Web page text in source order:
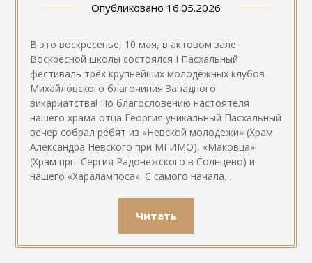
Опубликовано 16.05.2026
В это воскресенье, 10 мая, в актовом зале
Воскресной школы состоялся I Пасхальный
фестиваль трёх крупнейших молодёжных клубов
Михайловского благочиния Западного
викариатства! По благословению настоятеля
нашего храма отца Георгия уникальный Пасхальный
вечер собрал ребят из «Невской молодежи» (Храм
Александра Невского при МГИМО), «Маковца»
(Храм прп. Сергия Радонежского в Солнцево) и
нашего «Харалампоса». С самого начала…
Читать